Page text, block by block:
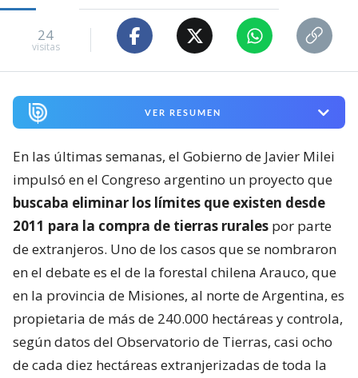
24
visitas
VER RESUMEN
En las últimas semanas, el Gobierno de Javier Milei
impulsó en el Congreso argentino un proyecto que
buscaba eliminar los límites que existen desde
2011 para la compra de tierras rurales por parte
de extranjeros. Uno de los casos que se nombraron
en el debate es el de la forestal chilena Arauco, que
en la provincia de Misiones, al norte de Argentina, es
propietaria de más de 240.000 hectáreas y controla,
según datos del Observatorio de Tierras, casi ocho
de cada diez hectáreas extranjerizadas de toda la